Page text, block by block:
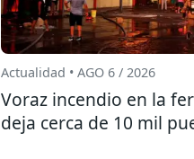
Actualidad • AGO 6 / 2026
Voraz incendio en la
deja cerca de 10 mil